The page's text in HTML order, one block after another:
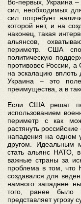
Во-первых, Украина
сил, необходимых
сил потребует
которой нет, и на
наконец, такая
альянсов,
периметр. США
политическую
противовес России,
на эскалацию вплоть
Украина – это
преимущества, а в
Если США решат
использованием
периметр с как
растянуть
нападения на одном
другом. Идеальным
стать альянс НАТО, в
важные страны за
проблема в том, что
создавался для
намного западнее
того, ранее
представляет угрозу